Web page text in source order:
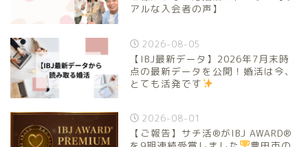
アルな入会者の声】
2026-08-05
【IBJ最新データ】2026年7月末時
点の最新データを公開！婚活は今、
とても活発です
2026-08-01
【ご報告】サチ活®がIBJ AWARD®